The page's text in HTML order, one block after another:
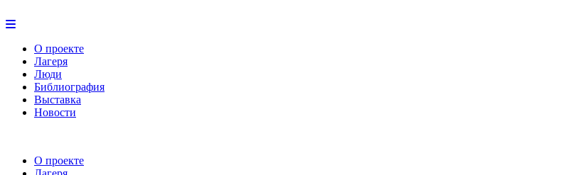
О проекте
Лагеря
Люди
Библиография
Выставка
Новости
О проекте